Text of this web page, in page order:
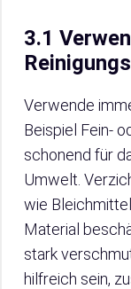
3.1
Verwende
Beispiel Fein-
schonend für
Umwelt.
wie
Material
stark
hilfreich sein,